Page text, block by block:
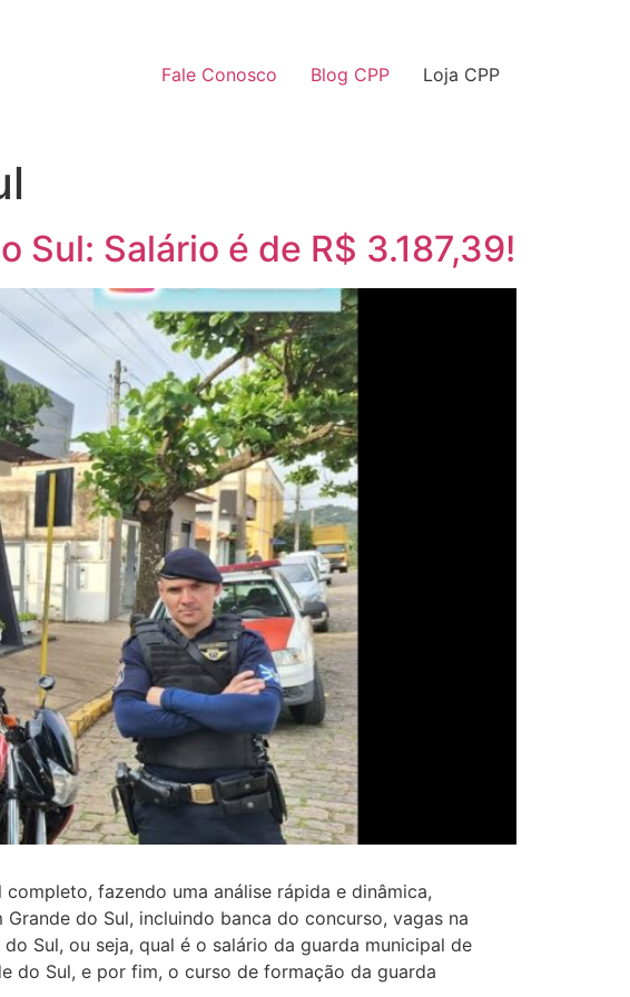
Fale Conosco Blog CPP Loja CPP
Sul: Salário é de R$ 3.187,39!
completo, fazendo uma análise rápida e dinâmica,
do Sul, incluindo banca do concurso, vagas na
Sul, ou seja, qual é o salário da guarda municipal de
do Sul, e por fim, o curso de formação da guarda